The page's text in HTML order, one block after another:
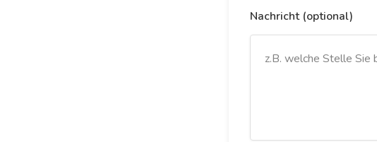
Nachricht (optional)